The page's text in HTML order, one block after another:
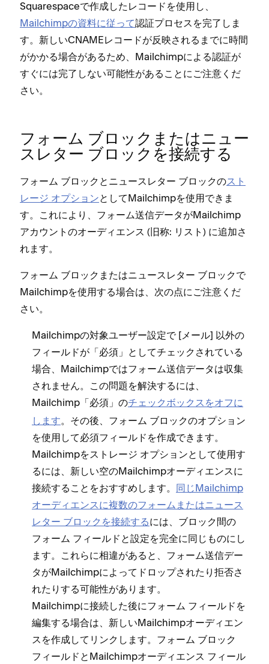
Squarespaceで作成したレコ⁠ードを使用し⁠、
Mailchimpの資料に従⁠って認証プロセスを完了しま
す⁠。新しいCNAMEレコ⁠ードが反映されるまでに時間
がかかる場合があるため⁠、Mailchimpによる認証が
すぐには完了しない可能性があることにご注意くだ
さい⁠。
フ⁠ォ⁠ーム ブロ⁠ックまたはニ⁠ュ⁠ー
スレタ⁠ー ブロ⁠ックを接続する
フ⁠ォ⁠ーム ブロ⁠ックとニ⁠ュ⁠ースレタ⁠ー ブロ⁠ックのスト
レ⁠ージ オプシ⁠ョンとしてMailchimpを使用できま
す⁠。これにより⁠、フ⁠ォ⁠ーム送信デ⁠ータがMailchimp
アカウントのオ⁠ーデ⁠ィエンス (⁠旧称⁠: リスト⁠) に追加さ
れます⁠。
フ⁠ォ⁠ーム ブロ⁠ックまたはニ⁠ュ⁠ースレタ⁠ー ブロ⁠ックで
Mailchimpを使用する場合は⁠、次の点にご注意くだ
さい⁠。
Mailchimpの対象ユ⁠ーザ⁠ー設定で [⁠メ⁠ール⁠] 以外の
フ⁠ィ⁠ールドが「⁠必須⁠」としてチ⁠ェ⁠ックされている
場合⁠、Mailchimpではフ⁠ォ⁠ーム送信デ⁠ータは収集
されません⁠。この問題を解決するには⁠、
Mailchimp「⁠必須 ⁠」のチ⁠ェ⁠ックボ⁠ックスをオフに
します⁠。その後⁠、フ⁠ォ⁠ーム ブロ⁠ックのオプシ⁠ョン
を使用して必須フ⁠ィ⁠ールドを作成できます⁠。
Mailchimpをストレ⁠ージ オプシ⁠ョンとして使用す
るには⁠、新しい空のMailchimpオ⁠ーデ⁠ィエンスに
接続することをおすすめします⁠。 同じMailchimp
オ⁠ーデ⁠ィエンスに複数のフ⁠ォ⁠ームまたはニ⁠ュ⁠ース
レタ⁠ー ブロ⁠ックを接続するには⁠、ブロ⁠ック間の
フ⁠ォ⁠ーム フ⁠ィ⁠ールドと設定を完全に同じものにし
ます⁠。これらに相違があると⁠、フ⁠ォ⁠ーム送信デ⁠ー
タがMailchimpによ⁠ってドロ⁠ップされたり拒否さ
れたりする可能性があります⁠。
Mailchimpに接続した後にフ⁠ォ⁠ーム フ⁠ィ⁠ールドを
編集する場合は⁠、新しいMailchimpオ⁠ーデ⁠ィエン
スを作成してリンクします⁠。フ⁠ォ⁠ーム ブロ⁠ック
フ⁠ィ⁠ールドとMailchimpオ⁠ーデ⁠ィエンス フ⁠ィ⁠ール